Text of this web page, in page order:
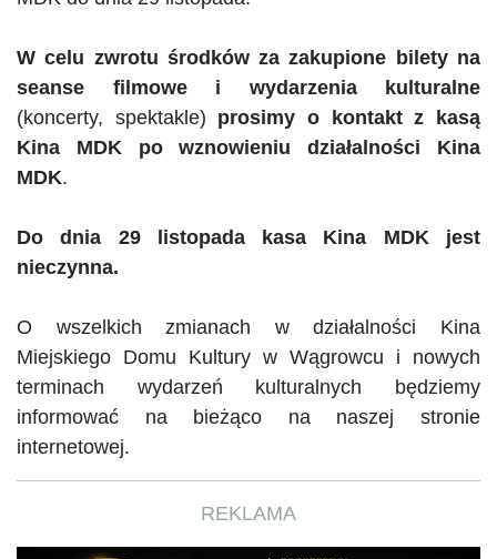
W celu zwrotu środków za zakupione bilety na
seanse filmowe i wydarzenia kulturalne
(koncerty, spektakle) prosimy o kontakt z kasą
Kina MDK po wznowieniu działalności Kina
MDK.
Do dnia 29 listopada kasa Kina MDK jest
nieczynna.
O wszelkich zmianach w działalności Kina
Miejskiego Domu Kultury w Wągrowcu i nowych
terminach wydarzeń kulturalnych będziemy
informować na bieżąco na naszej stronie
internetowej.
REKLAMA